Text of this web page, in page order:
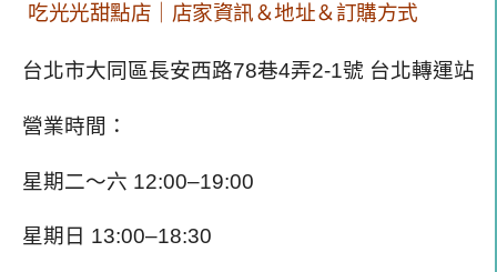
吃光光甜點店｜店家資訊＆地址＆訂購方式
台北市大同區長安西路78巷4弄2-1號 台北轉運站
營業時間：
星期二～六 12:00–19:00
星期日 13:00–18:30